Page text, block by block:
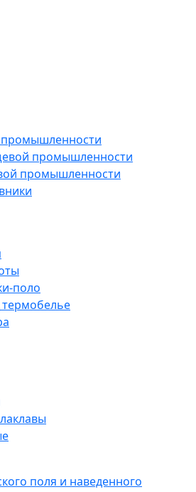
промышленности
промышленности
поло
поля и наведенного